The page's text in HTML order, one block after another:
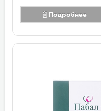
Подробнее